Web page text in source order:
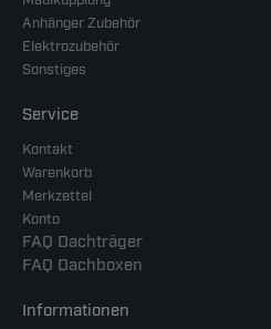
Anhänger Zubehör
Elektrozubehör
Sonstiges
Service
Kontakt
Warenkorb
Merkzettel
Konto
FAQ Dachträger
FAQ Dachboxen
Informationen